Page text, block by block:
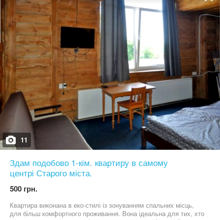
тільки приємні та незабутні враження!
11
Здам подобово 1-кім. квартиру в самому
центрі Старого міста.
500 грн.
Квартира виконана в еко-стилі із зонуванням спальних місць,
для більш комфортного проживання. Вона ідеальна для тих, хто